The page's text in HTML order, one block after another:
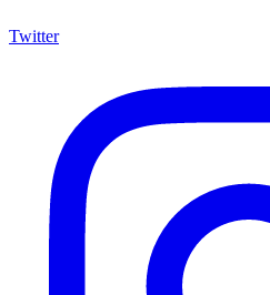
Twitter